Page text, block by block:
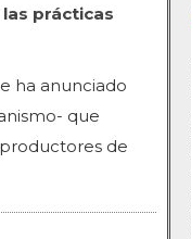
prácticas
ha anunciado
que
de